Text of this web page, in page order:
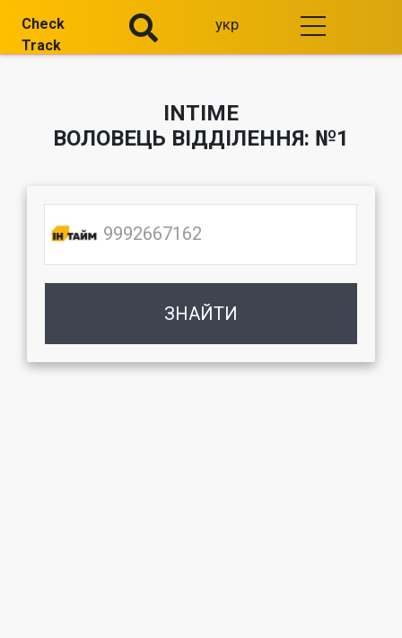
Check
Track
укр
INTIME
ВОЛОВЕЦЬ ВІДДІЛЕННЯ: №1
ЗНАЙТИ